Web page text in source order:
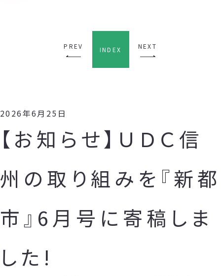
PREV INDEX NEXT
2026年6月25日
【お知らせ】ＵＤＣ信
州の取り組みを『新都
市』6月号に寄稿しま
した!